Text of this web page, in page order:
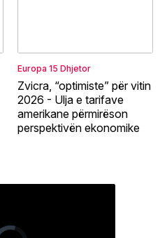
Europa 15 Dhjetor
Zvicra, “optimiste” për vitin
2026 - Ulja e tarifave
amerikane përmirëson
perspektivën ekonomike